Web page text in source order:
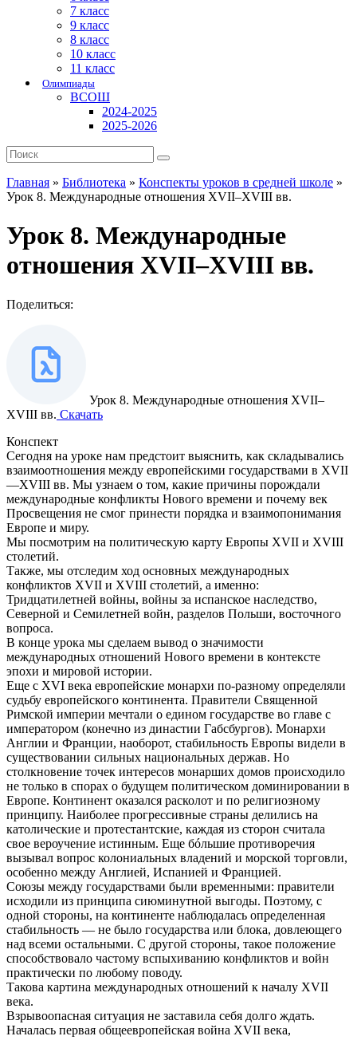
7 класс
9 класс
8 класс
10 класс
11 класс
Олимпиады
ВСОШ
2024-2025
2025-2026
Главная » Библиотека » Конспекты уроков в средней школе »
Урок 8. Международные отношения XVII–XVIII вв.
Урок 8. Международные
отношения XVII–XVIII вв.
Поделиться:
Урок 8. Международные отношения XVII–
XVIII вв. Скачать
Конспект
Сегодня на уроке нам предстоит выяснить, как складывались
взаимоотношения между европейскими государствами в XVII
—XVIII вв. Мы узнаем о том, какие причины порождали
международные конфликты Нового времени и почему век
Просвещения не смог принести порядка и взаимопонимания
Европе и миру.
Мы посмотрим на политическую карту Европы XVII и XVIII
столетий.
Также, мы отследим ход основных международных
конфликтов XVII и XVIII столетий, а именно:
Тридцатилетней войны, войны за испанское наследство,
Северной и Семилетней войн, разделов Польши, восточного
вопроса.
В конце урока мы сделаем вывод о значимости
международных отношений Нового времени в контексте
эпохи и мировой истории.
Еще с XVI века европейские монархи по-разному определяли
судьбу европейского континента. Правители Священной
Римской империи мечтали о едином государстве во главе с
императором (конечно из династии Габсбургов). Монархи
Англии и Франции, наоборот, стабильность Европы видели в
существовании сильных национальных держав. Но
столкновение точек интересов монарших домов происходило
не только в спорах о будущем политическом доминировании в
Европе. Континент оказался расколот и по религиозному
принципу. Наиболее прогрессивные страны делились на
католические и протестантские, каждая из сторон считала
свое вероучение истинным. Еще бóльшие противоречия
вызывал вопрос колониальных владений и морской торговли,
особенно между Англией, Испанией и Францией.
Союзы между государствами были временными: правители
исходили из принципа сиюминутной выгоды. Поэтому, с
одной стороны, на континенте наблюдалась определенная
стабильность — не было государства или блока, довлеющего
над всеми остальными. С другой стороны, такое положение
способствовало частому вспыхиванию конфликтов и войн
практически по любому поводу.
Такова картина международных отношений к началу XVII
века.
Взрывоопасная ситуация не заставила себя долго ждать.
Началась первая общеевропейская война XVII века,